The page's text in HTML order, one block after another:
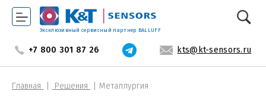
Эксклюзивный сервисный партнер BALLUFF
+7 800 301 87 26 kts@kt-sensors.ru
Главная Решения Металлургия